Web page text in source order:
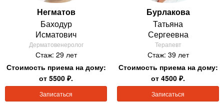
Негматов
Баходур
Исматович
Дерматовенеролог
Стаж: 29 лет
Стоимость приема на дому:
от 5500 ₽.
Записаться
Бурлакова
Татьяна
Сергеевна
Терапевт
Стаж: 39 лет
Стоимость приема на дому:
от 4500 ₽.
Записаться